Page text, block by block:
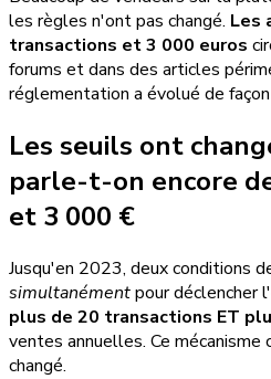
les règles n'ont pas changé. Les
transactions et 3 000 euros
forums et dans des articles
réglementation a évolué de
Les seuils ont
parle-t-on encore
et 3 000 €
Jusqu'en 2023, deux conditions
simultanémentpour déclencher
plus de 20 transactions ET
ventes annuelles. Ce
changé.